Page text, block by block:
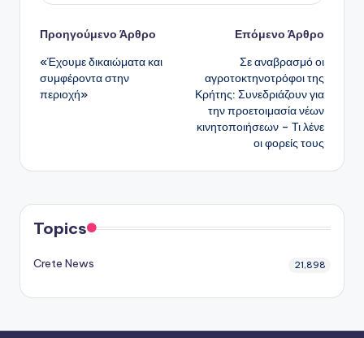
Πλοήγηση
δημοσιεύσεων
Προηγούμενο Άρθρο
«Έχουμε δικαιώματα και
συμφέροντα στην
περιοχή»
Επόμενο Άρθρο
Σε αναβρασμό οι
αγροτοκτηνοτρόφοι της
Κρήτης: Συνεδριάζουν για
την προετοιμασία νέων
κινητοποιήσεων – Τι λένε
οι φορείς τους
Topics
Crete News 21,898